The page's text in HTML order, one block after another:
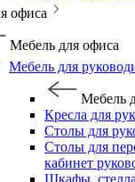
офиса
Мебель для офиса
Мебель для
Мебель
Кресла для
Столы для
Столы для
кабинет
Шкафы,